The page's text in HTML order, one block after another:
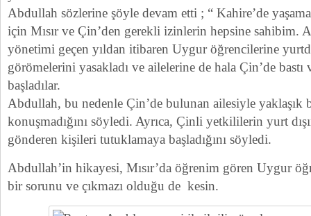
Abdullah sözlerine şöyle devam etti ; “ Kahire’de
için Mısır ve Çin’den gerekli izinlerin hepsine sahibim.
yönetimi geçen yıldan itibaren Uygur öğrencilerine
görömelerini yasakladı ve ailelerine de hala Çin’de
başladılar.
Abdullah, bu nedenle Çin’de bulunan ailesiyle yaklaşık
konuşmadığını söyledi. Ayrıca, Çinli yetkililerin yurt
gönderen kişileri tutuklamaya başladığını söyledi.
Abdullah’in hikayesi, Mısır’da öğrenim gören Uygur
bir sorunu ve çıkmazı olduğu de kesin.